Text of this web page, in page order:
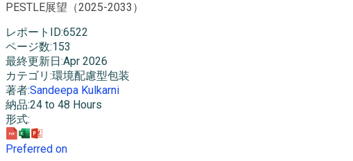
PESTLE展望（2025-2033）
レポートID:6522
ページ数:153
最終更新日 :Apr 2026
カテゴリ :環境配慮型包装
著者:Sandeepa Kulkarni
納品:24 to 48 Hours
形式:
Preferred on